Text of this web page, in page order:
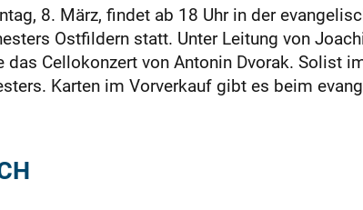
8. März, findet ab 18 Uhr in der
Ostfildern statt. Unter Leitung von
das Cellokonzert von Antonin Dvorak. Solist
Karten im Vorverkauf gibt es beim